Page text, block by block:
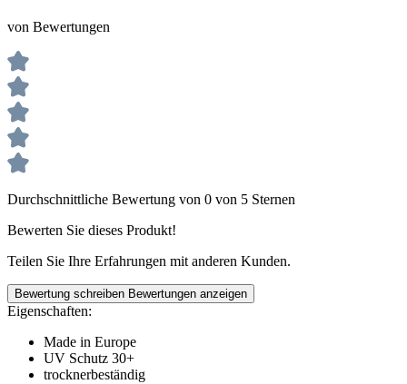
von Bewertungen
Durchschnittliche Bewertung von 0 von 5 Sternen
Bewerten Sie dieses Produkt!
Teilen Sie Ihre Erfahrungen mit anderen Kunden.
Bewertung schreiben Bewertungen anzeigen
Eigenschaften:
Made in Europe
UV Schutz 30+
trocknerbeständig